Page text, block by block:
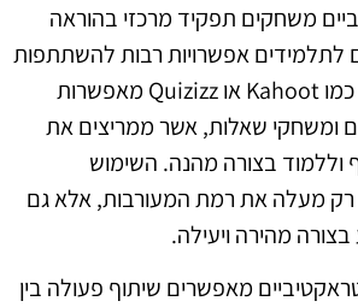
משחקים תפקיד מרכזי בהוראה
לתלמידים אפשרויות רבות להשתתפות
פעילה. פלטפורמות כמו Kahoot או Quizizz מאפשרות
ומשחקי שאלות, אשר ממריצים את
בצורה מהנה. השימוש
רק מעלה את רמת המעורבות, אלא גם
מהירה ויעילה.
מאפשרים שיתוף פעולה בין